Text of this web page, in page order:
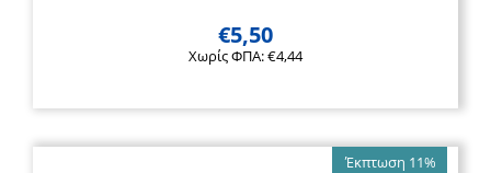
€5,50
Χωρίς ΦΠΑ:€4,44
Έκπτωση 11%